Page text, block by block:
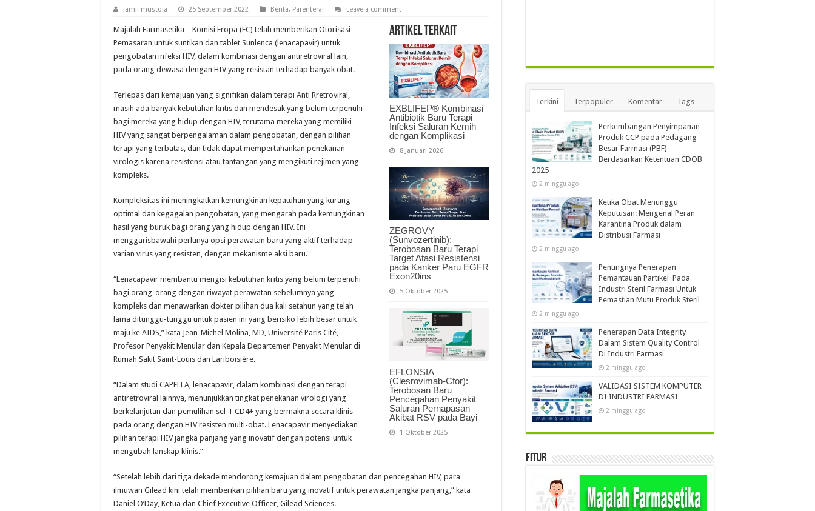
jamil mustofa 25 September 2022 Berita, Parenteral Leave a comment
Artikel Terkait
EXBLIFEP® Kombinasi
Antibiotik Baru Terapi
Infeksi Saluran Kemih
dengan Komplikasi
8 Januari 2026
ZEGROVY
(Sunvozertinib):
Terobosan Baru Terapi
Target Atasi Resistensi
pada Kanker Paru EGFR
Exon20ins
5 Oktober 2025
EFLONSIA
(Clesrovimab-Cfor):
Terobosan Baru
Pencegahan Penyakit
Saluran Pernapasan
Akibat RSV pada Bayi
1 Oktober 2025
Majalah Farmasetika – Komisi Eropa (EC) telah memberikan Otorisasi
Pemasaran untuk suntikan dan tablet Sunlenca (lenacapavir) untuk
pengobatan infeksi HIV, dalam kombinasi dengan antiretroviral lain,
pada orang dewasa dengan HIV yang resistan terhadap banyak obat.
Terlepas dari kemajuan yang signifikan dalam terapi Anti Rretroviral,
masih ada banyak kebutuhan kritis dan mendesak yang belum terpenuhi
bagi mereka yang hidup dengan HIV, terutama mereka yang memiliki
HIV yang sangat berpengalaman dalam pengobatan, dengan pilihan
terapi yang terbatas, dan tidak dapat mempertahankan penekanan
virologis karena resistensi atau tantangan yang mengikuti rejimen yang
kompleks.
Kompleksitas ini meningkatkan kemungkinan kepatuhan yang kurang
optimal dan kegagalan pengobatan, yang mengarah pada kemungkinan
hasil yang buruk bagi orang yang hidup dengan HIV. Ini
menggarisbawahi perlunya opsi perawatan baru yang aktif terhadap
varian virus yang resisten, dengan mekanisme aksi baru.
“Lenacapavir membantu mengisi kebutuhan kritis yang belum terpenuhi
bagi orang-orang dengan riwayat perawatan sebelumnya yang
kompleks dan menawarkan dokter pilihan dua kali setahun yang telah
lama ditunggu-tunggu untuk pasien ini yang berisiko lebih besar untuk
maju ke AIDS,” kata Jean-Michel Molina, MD, Université Paris Cité,
Profesor Penyakit Menular dan Kepala Departemen Penyakit Menular di
Rumah Sakit Saint-Louis dan Lariboisière.
“Dalam studi CAPELLA, lenacapavir, dalam kombinasi dengan terapi
antiretroviral lainnya, menunjukkan tingkat penekanan virologi yang
berkelanjutan dan pemulihan sel-T CD4+ yang bermakna secara klinis
pada orang dengan HIV resisten multi-obat. Lenacapavir menyediakan
pilihan terapi HIV jangka panjang yang inovatif dengan potensi untuk
mengubah lanskap klinis.”
“Setelah lebih dari tiga dekade mendorong kemajuan dalam pengobatan dan pencegahan HIV, para
ilmuwan Gilead kini telah memberikan pilihan baru yang inovatif untuk perawatan jangka panjang,” kata
Daniel O’Day, Ketua dan Chief Executive Officer, Gilead Sciences.
Terkini Terpopuler Komentar Tags
Perkembangan Penyimpanan
Produk CCP pada Pedagang
Besar Farmasi (PBF)
Berdasarkan Ketentuan CDOB
2025
2 minggu ago
Ketika Obat Menunggu
Keputusan: Mengenal Peran
Karantina Produk dalam
Distribusi Farmasi
2 minggu ago
Pentingnya Penerapan
Pemantauan Partikel Pada
Industri Steril Farmasi Untuk
Pemastian Mutu Produk Steril
2 minggu ago
Penerapan Data Integrity
Dalam Sistem Quality Control
Di Industri Farmasi
2 minggu ago
VALIDASI SISTEM KOMPUTER
DI INDUSTRI FARMASI
2 minggu ago
Fitur